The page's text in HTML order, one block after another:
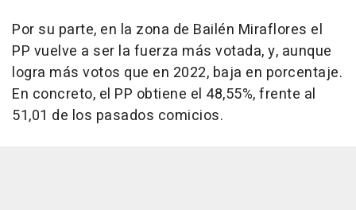
Por su parte, en la zona de Bailén Miraflores el
PP vuelve a ser la fuerza más votada, y, aunque
logra más votos que en 2022, baja en porcentaje.
En concreto, el PP obtiene el 48,55%, frente al
51,01 de los pasados comicios.